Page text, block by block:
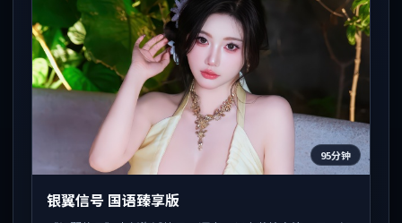
95分钟
银翼信号 国语臻享版